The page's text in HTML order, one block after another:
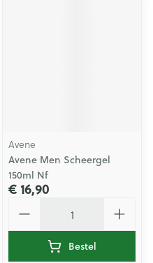
Avene
Avene Men Scheergel
150ml Nf
€ 16,90
Bestel